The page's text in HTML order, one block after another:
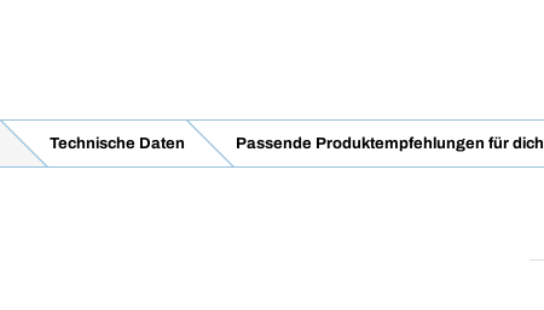
Technische Daten Passende Produktempfehlungen für dich